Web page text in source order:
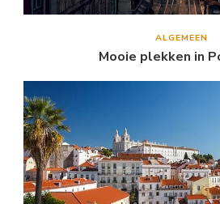
ALGEMEEN
Mooie plekken in